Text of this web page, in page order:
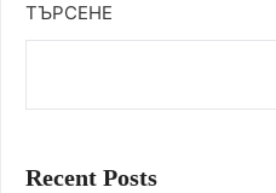
ТЪРСЕНЕ
Recent Posts